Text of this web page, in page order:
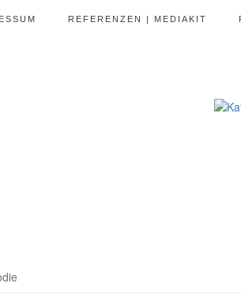
REFERENZEN | MEDIAKIT